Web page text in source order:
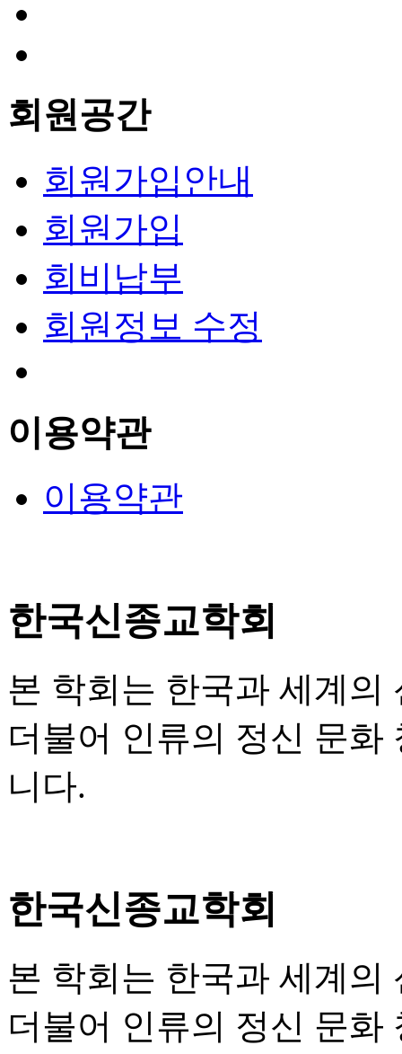
회원공간
회원가입안내
회원가입
회비납부
회원정보 수정
이용약관
이용약관
한국신종교학회
본 학회는 한국과 세계의
더불어 인류의 정신 문
니다.
한국신종교학회
본 학회는 한국과 세계의
더불어 인류의 정신 문